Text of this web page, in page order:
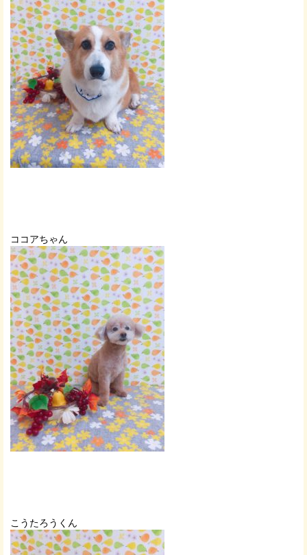
ココアちゃん
こうたろうくん